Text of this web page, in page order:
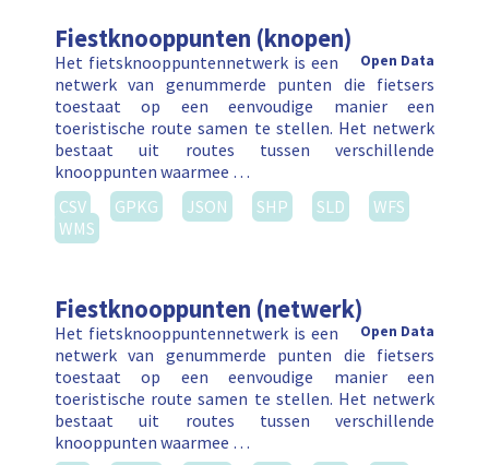
Fiestknooppunten (knopen)
Open Data
Het fietsknooppuntennetwerk is een
netwerk van genummerde punten die fietsers
toestaat op een eenvoudige manier een
toeristische route samen te stellen. Het netwerk
bestaat uit routes tussen verschillende
knooppunten waarmee …
CSV
GPKG JSON SHP SLD
WFS
WMS
Fiestknooppunten (netwerk)
Open Data
Het fietsknooppuntennetwerk is een
netwerk van genummerde punten die fietsers
toestaat op een eenvoudige manier een
toeristische route samen te stellen. Het netwerk
bestaat uit routes tussen verschillende
knooppunten waarmee …